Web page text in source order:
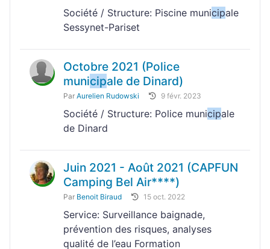
Société / Structure: Piscine municipale
Sessynet-Pariset
Octobre 2021 (Police
municipale de Dinard)
Par Aurelien Rudowski 9 févr. 2023
Société / Structure: Police municipale
de Dinard
Juin 2021 - Août 2021 (CAPFUN
Camping Bel Air****)
Par Benoit Biraud 15 oct. 2022
Service: Surveillance baignade,
prévention des risques, analyses
qualité de l’eau Formation